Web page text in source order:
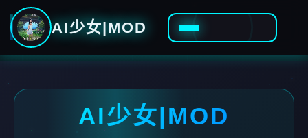
AI少女|MOD
AI少女|MOD